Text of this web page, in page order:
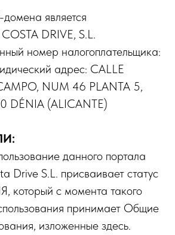
является
DRIVE, S.L.
номер налогоплательщика:
адрес: CALLE
NUM 46 PLANTA 5,
DÉNIA (ALICANTE)
данного портала
Drive S.L. присваивает статус
с момента такого
принимает Общие
изложенные здесь.